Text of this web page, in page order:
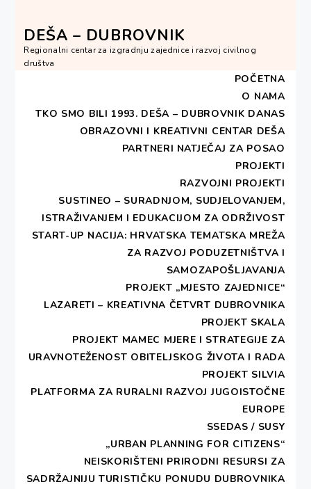
content
DEŠA – DUBROVNIK
Regionalni centar za izgradnju zajednice i razvoj civilnog
društva
POČETNA
O NAMA
TKO SMO BILI 1993. DEŠA – DUBROVNIK DANAS
OBRAZOVNI I KREATIVNI CENTAR DEŠA
PARTNERI NATJEČAJ ZA POSAO
PROJEKTI
RAZVOJNI PROJEKTI
SUSTINEO – SURADNJOM, SUDJELOVANJEM,
ISTRAŽIVANJEM I EDUKACIJOM ZA ODRŽIVOST
START-UP NACIJA: HRVATSKA TEMATSKA MREŽA
ZA RAZVOJ PODUZETNIŠTVA I
SAMOZAPOŠLJAVANJA
PROJEKT „MJESTO ZAJEDNICE“
LAZARETI – KREATIVNA ČETVRT DUBROVNIKA
PROJEKT SKALA
PROJEKT MAMEC MJERE I STRATEGIJE ZA
URAVNOTEŽENOST OBITELJSKOG ŽIVOTA I RADA
PROJEKT SILVIA
PLATFORMA ZA RURALNI RAZVOJ JUGOISTOČNE
EUROPE
SSEDAS / SUSY
„URBAN PLANNING FOR CITIZENS“
NEISKORIŠTENI PRIRODNI RESURSI ZA
SADRŽAJNIJU TURISTIČKU PONUDU DUBROVNIKA
LISTOPAD
3
BAŠTINA U NAMA I OKO NAS
Baština u nama i oko nas
PUBLISHED ON3. LISTOPADA 2013 BY
DESA - DUBROVNIK
Print 🖨 PDF 📄
S